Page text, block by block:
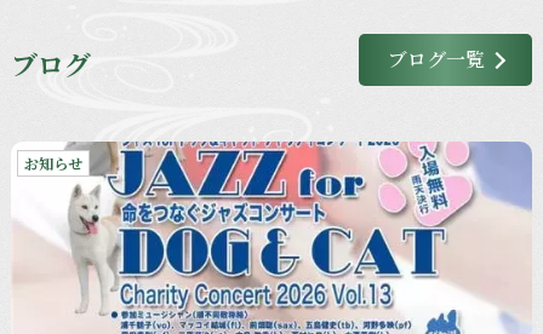
ブログ ブログ一覧
お知らせ